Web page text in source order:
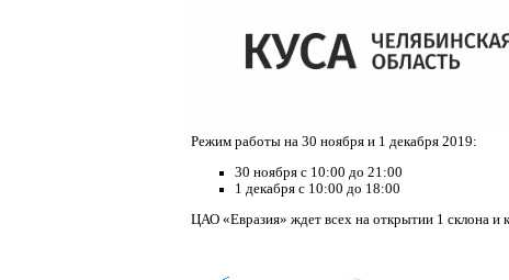
Режим работы на 30 ноября и 1 декабря 2019:
30 ноября с 10:00 до 21:00
1 декабря с 10:00 до 18:00
ЦАО «Евразия» ждет всех на открытии 1 склона